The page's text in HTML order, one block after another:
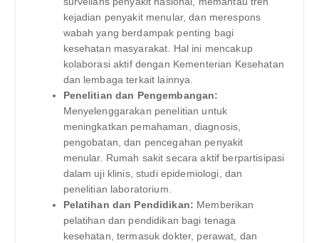
kejadian penyakit menular, dan merespons
wabah yang berdampak penting bagi
kesehatan masyarakat. Hal ini mencakup
kolaborasi aktif dengan Kementerian Kesehatan
dan lembaga terkait lainnya.
Penelitian dan Pengembangan:
Menyelenggarakan penelitian untuk
meningkatkan pemahaman, diagnosis,
pengobatan, dan pencegahan penyakit
menular. Rumah sakit secara aktif berpartisipasi
dalam uji klinis, studi epidemiologi, dan
penelitian laboratorium.
Pelatihan dan Pendidikan: Memberikan
pelatihan dan pendidikan bagi tenaga
kesehatan, termasuk dokter, perawat, dan